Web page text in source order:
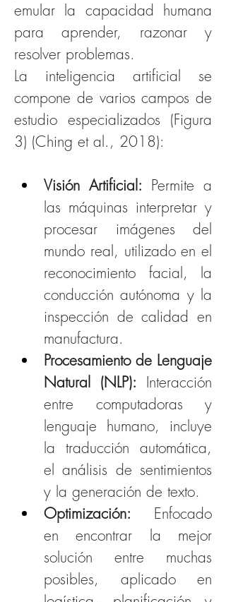
emular la capacidad humana
para aprender, razonar y
resolver problemas.
La inteligencia artificial se
compone de varios campos de
estudio especializados (Figura
3) (Ching et al., 2018):
Visión Artificial: Permite a
las máquinas interpretar y
procesar imágenes del
mundo real, utilizado en el
reconocimiento facial, la
conducción autónoma y la
inspección de calidad en
manufactura.
Procesamiento de Lenguaje
Natural (NLP): Interacción
entre computadoras y
lenguaje humano, incluye
la traducción automática,
el análisis de sentimientos
y la generación de texto.
Optimización: Enfocado
en encontrar la mejor
solución entre muchas
posibles, aplicado en